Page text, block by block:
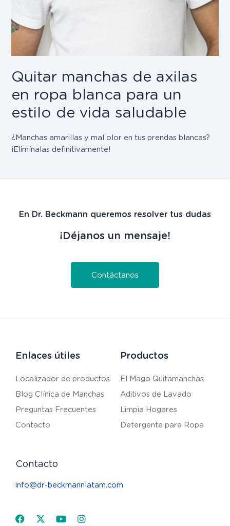
Quitar manchas de axilas
en ropa blanca para un
estilo de vida saludable
¿Manchas amarillas y mal olor en tus prendas blancas?
¡Elimínalas definitivamente!
En Dr. Beckmann queremos resolver tus dudas
¡Déjanos un mensaje!
Contáctanos
Enlaces útiles
Localizador de productos
Blog Clínica de Manchas
Preguntas Frecuentes
Contacto
Productos
El Mago Quitamanchas
Aditivos de Lavado
Limpia Hogares
Detergente para Ropa
Contacto
info@dr-beckmannlatam.com
Facebook
X-
YoutubeInstagram